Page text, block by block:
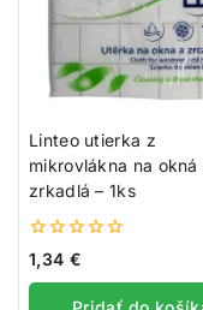
Linteo utierka z
mikrovlákna na okná
zrkadlá – 1ks
0
5
1,34 €